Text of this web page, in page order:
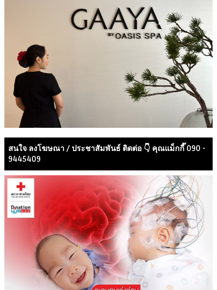
สนใจ ลงโฆษณา / ประชาสัมพันธ์ ติดต่อ 👇 คุณแม็กกี๊ 090 -
9445409